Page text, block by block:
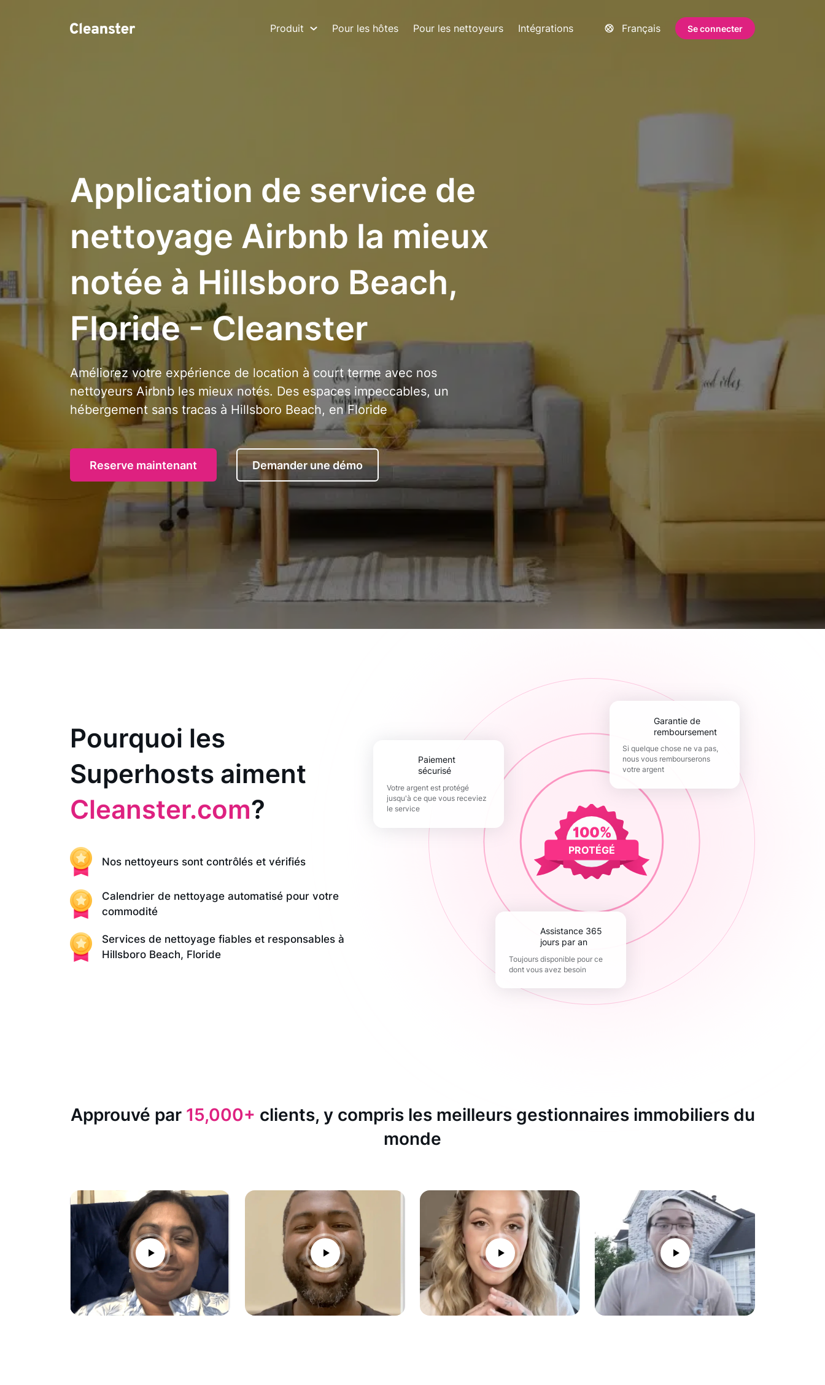
Produit Pour les hôtes Pour les nettoyeurs Intégrations Français Se connecter
Application de service de
nettoyage Airbnb la mieux
notée à Hillsboro Beach,
Floride - Cleanster
Améliorez votre expérience de location à court terme avec nos
nettoyeurs Airbnb les mieux notés. Des espaces impeccables, un
hébergement sans tracas à Hillsboro Beach, en Floride
Reserve maintenant Demander une démo
Pourquoi les
Superhosts aiment
Cleanster.com?
Nos nettoyeurs sont contrôlés et vérifiés
Calendrier de nettoyage automatisé pour votre
commodité
Services de nettoyage fiables et responsables à
Hillsboro Beach, Floride
PROTÉGÉ
paiement
sécurisé
Votre argent est protégé
jusqu'à ce que vous receviez
le service
Garantie de
remboursement
Si quelque chose ne va pas,
nous vous rembourserons
votre argent
Assistance 365
jours par an
Toujours disponible pour ce
dont vous avez besoin
Approuvé par 15,000+ clients, y compris les meilleurs gestionnaires immobiliers du
monde